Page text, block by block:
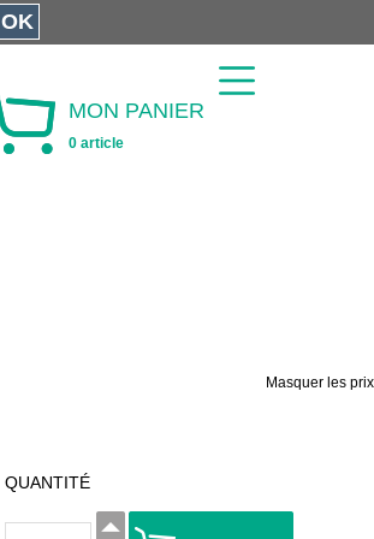
MON PANIER
0 article
Masquer les prix
QUANTITÉ
OK